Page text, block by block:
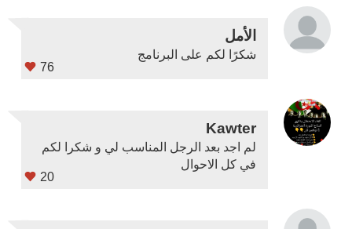
76
الأمل
شكرًا لكم على البرنامج
20
Kawter
لم اجد بعد الرجل المناسب لي و شكرا لكم
في كل الاحوال